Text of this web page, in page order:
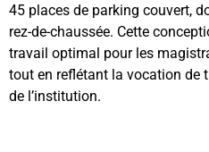
45 places de parking couvert,
rez-de-chaussée. Cette
travail optimal pour les
tout en reflétant la vocation de
de l’institution.